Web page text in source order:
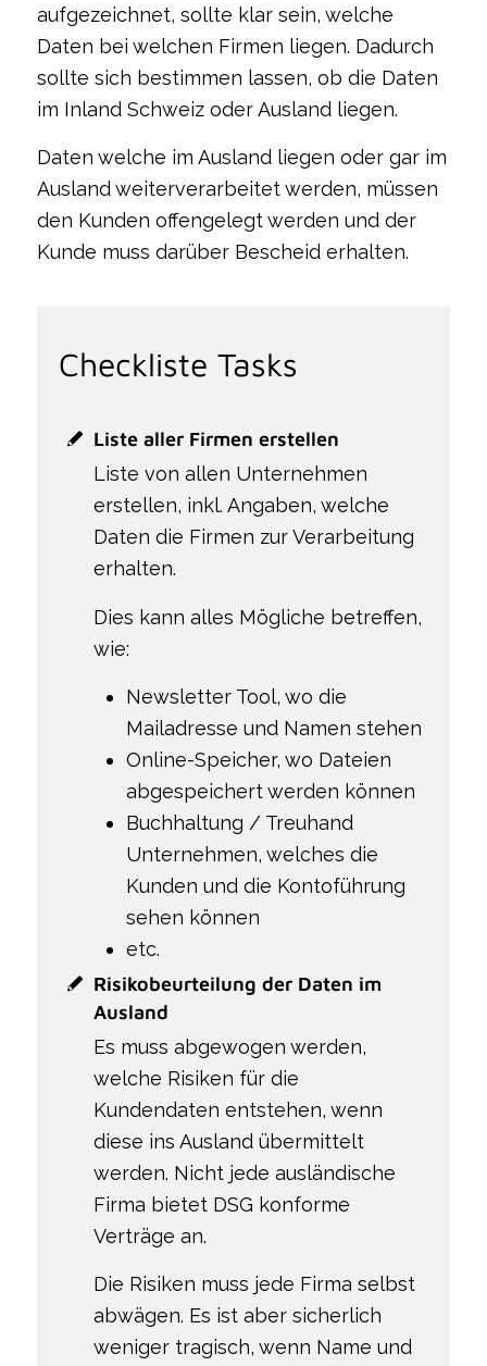
aufgezeichnet, sollte klar sein, welche
Daten bei welchen Firmen liegen. Dadurch
sollte sich bestimmen lassen, ob die Daten
im Inland Schweiz oder Ausland liegen.
Daten welche im Ausland liegen oder gar im
Ausland weiterverarbeitet werden, müssen
den Kunden offengelegt werden und der
Kunde muss darüber Bescheid erhalten.
Checkliste Tasks
Liste aller Firmen erstellen
Liste von allen Unternehmen
erstellen, inkl. Angaben, welche
Daten die Firmen zur Verarbeitung
erhalten.
Dies kann alles Mögliche betreffen,
wie:
Newsletter Tool, wo die
Mailadresse und Namen stehen
Online-Speicher, wo Dateien
abgespeichert werden können
Buchhaltung / Treuhand
Unternehmen, welches die
Kunden und die Kontoführung
sehen können
etc.
Risikobeurteilung der Daten im
Ausland
Es muss abgewogen werden,
welche Risiken für die
Kundendaten entstehen, wenn
diese ins Ausland übermittelt
werden. Nicht jede ausländische
Firma bietet DSG konforme
Verträge an.
Die Risiken muss jede Firma selbst
abwägen. Es ist aber sicherlich
weniger tragisch, wenn Name und